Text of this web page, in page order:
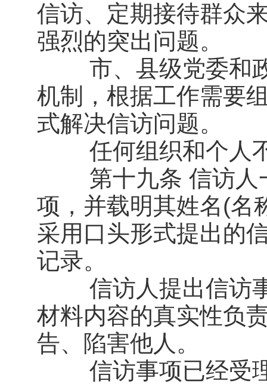
信访、定期接待群众
强烈的突出问题。
市、县级党委和政
机制，根据工作需要
式解决信访问题。
任何组织和个人不
第十九条 信访人一
项，并载明其姓名(名
采用口头形式提出的
记录。
信访人提出信访事
材料内容的真实性负
告、陷害他人。
信访事项已经受理